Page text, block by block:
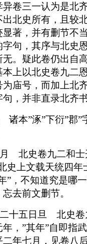
卷三一认为是北
北史所有，且较
显著，并有删节不
句，其序与北史
。疑此卷仍出自
上以北史卷九二
庙号，而加上北
，并非直录北齐书
本”涿”下衍”郡”
北史卷九二和士
史上文载天统四年
”，不知道究是哪
去前文删节。
十五日旦 北史卷
，”其年”自即指
年七月，见卷八